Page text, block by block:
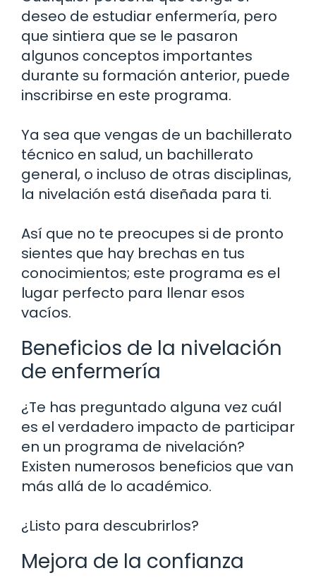
deseo de estudiar enfermería, pero
que sintiera que se le pasaron
algunos conceptos importantes
durante su formación anterior, puede
inscribirse en este programa.
Ya sea que vengas de un bachillerato
técnico en salud, un bachillerato
general, o incluso de otras disciplinas,
la nivelación está diseñada para ti.
Así que no te preocupes si de pronto
sientes que hay brechas en tus
conocimientos; este programa es el
lugar perfecto para llenar esos
vacíos.
Beneficios de la nivelación
de enfermería
¿Te has preguntado alguna vez cuál
es el verdadero impacto de participar
en un programa de nivelación?
Existen numerosos beneficios que van
más allá de lo académico.
¿Listo para descubrirlos?
Mejora de la confianza